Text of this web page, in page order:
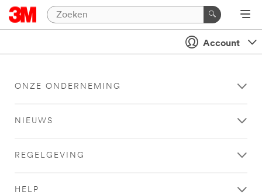
Account
ONZE ONDERNEMING
NIEUWS
REGELGEVING
HELP